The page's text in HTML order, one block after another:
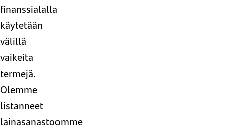
finanssialalla
käytetään
välillä
vaikeita
termejä.
Olemme
listanneet
lainasanastoomme